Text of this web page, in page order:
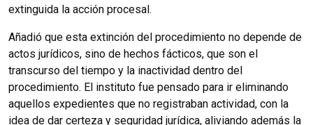
extinguida la acción procesal.
Añadió que esta extinción del procedimiento no depende de
actos jurídicos, sino de hechos fácticos, que son el
transcurso del tiempo y la inactividad dentro del
procedimiento. El instituto fue pensado para ir eliminando
aquellos expedientes que no registraban actividad, con la
idea de dar certeza y seguridad jurídica, aliviando además la